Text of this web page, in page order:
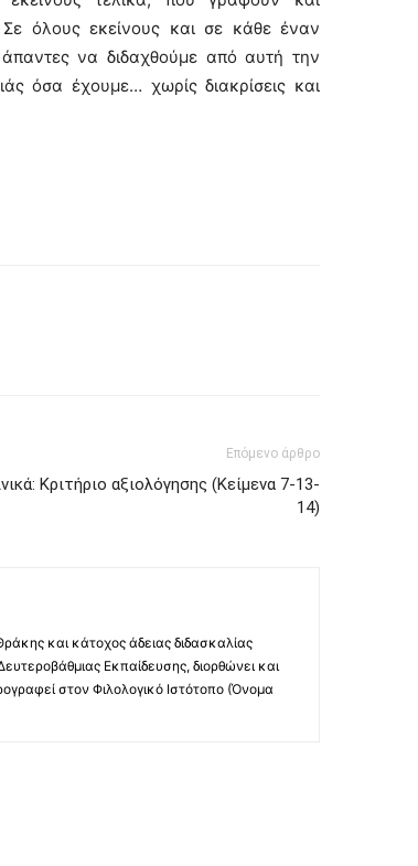
όλους εκείνους και σε κάθε έναν
να διδαχθούμε από αυτή την
όσα έχουμε… χωρίς διακρίσεις και
Επόμενο άρθρο
Κριτήριο αξιολόγησης (Κείμενα 7-13-
14)
και κάτοχος άδειας διδασκαλίας
Εκπαίδευσης, διορθώνει και
στον Φιλολογικό Ιστότοπο (Όνομα